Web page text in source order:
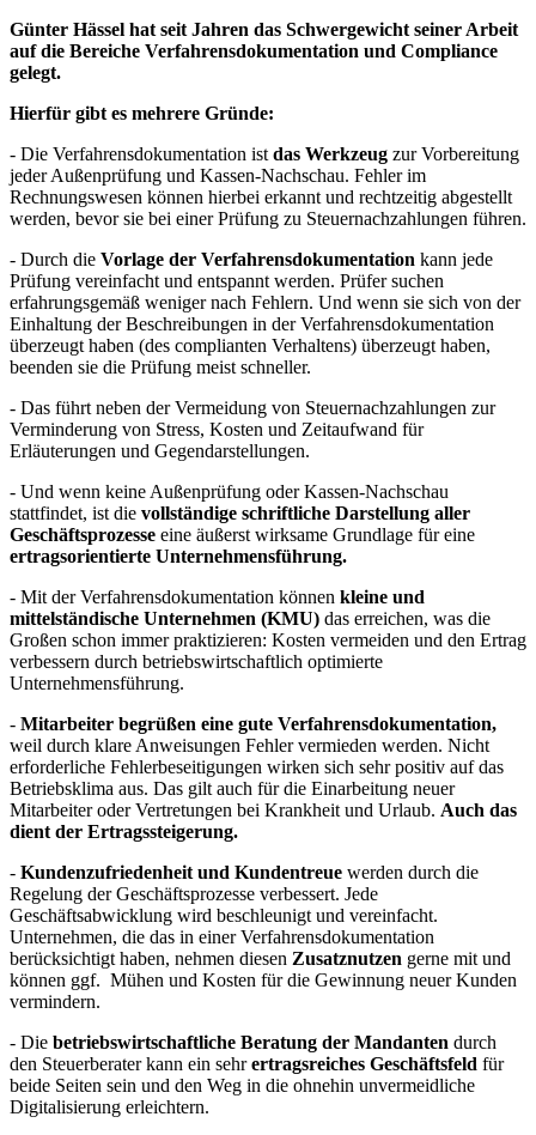
Günter Hässel hat seit Jahren das Schwergewicht seiner Arbeit
auf die Bereiche Verfahrensdokumentation und Compliance
gelegt.
Hierfür gibt es mehrere Gründe:
- Die Verfahrensdokumentation ist das Werkzeug zur Vorbereitung
jeder Außenprüfung und Kassen-Nachschau. Fehler im
Rechnungswesen können hierbei erkannt und rechtzeitig abgestellt
werden, bevor sie bei einer Prüfung zu Steuernachzahlungen führen.
- Durch die Vorlage der Verfahrensdokumentation kann jede
Prüfung vereinfacht und entspannt werden. Prüfer suchen
erfahrungsgemäß weniger nach Fehlern. Und wenn sie sich von der
Einhaltung der Beschreibungen in der Verfahrensdokumentation
überzeugt haben (des complianten Verhaltens) überzeugt haben,
beenden sie die Prüfung meist schneller.
- Das führt neben der Vermeidung von Steuernachzahlungen zur
Verminderung von Stress, Kosten und Zeitaufwand für
Erläuterungen und Gegendarstellungen.
- Und wenn keine Außenprüfung oder Kassen-Nachschau
stattfindet, ist die vollständige schriftliche Darstellung aller
Geschäftsprozesse eine äußerst wirksame Grundlage für eine
ertragsorientierte Unternehmensführung.
- Mit der Verfahrensdokumentation können kleine und
mittelständische Unternehmen (KMU) das erreichen, was die
Großen schon immer praktizieren: Kosten vermeiden und den Ertrag
verbessern durch betriebswirtschaftlich optimierte
Unternehmensführung.
- Mitarbeiter begrüßen eine gute Verfahrensdokumentation,
weil durch klare Anweisungen Fehler vermieden werden. Nicht
erforderliche Fehlerbeseitigungen wirken sich sehr positiv auf das
Betriebsklima aus. Das gilt auch für die Einarbeitung neuer
Mitarbeiter oder Vertretungen bei Krankheit und Urlaub. Auch das
dient der Ertragssteigerung.
- Kundenzufriedenheit und Kundentreue werden durch die
Regelung der Geschäftsprozesse verbessert. Jede
Geschäftsabwicklung wird beschleunigt und vereinfacht.
Unternehmen, die das in einer Verfahrensdokumentation
berücksichtigt haben, nehmen diesen Zusatznutzen gerne mit und
können ggf. Mühen und Kosten für die Gewinnung neuer Kunden
vermindern.
- Die betriebswirtschaftliche Beratung der Mandanten durch
den Steuerberater kann ein sehrertragsreiches Geschäftsfeld für
beide Seiten sein und den Weg in die ohnehin unvermeidliche
Digitalisierung erleichtern.